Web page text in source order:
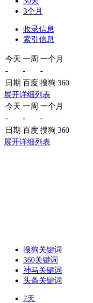
3个月
收录信息
索引信息
今天 一周 一个月
-
-
-
日期 百度 搜狗 360
展开详细列表
今天 一周 一个月
-
-
-
日期 百度 搜狗 360
展开详细列表
搜狗关键词
360关键词
神马关键词
头条关键词
7天